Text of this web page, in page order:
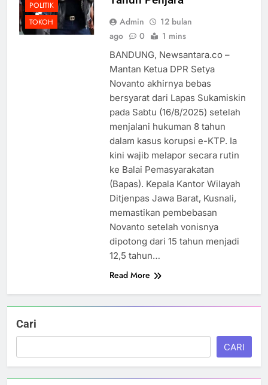
POLITIK
TOKOH
Admin
12 bulan
ago
0 1 mins
BANDUNG, Newsantara.co –
Mantan Ketua DPR Setya
Novanto akhirnya bebas
bersyarat dari Lapas Sukamiskin
pada Sabtu (16/8/2025) setelah
menjalani hukuman 8 tahun
dalam kasus korupsi e-KTP. Ia
kini wajib melapor secara rutin
ke Balai Pemasyarakatan
(Bapas). Kepala Kantor Wilayah
Ditjenpas Jawa Barat, Kusnali,
memastikan pembebasan
Novanto setelah vonisnya
dipotong dari 15 tahun menjadi
12,5 tahun…
Read More
Cari
CARI